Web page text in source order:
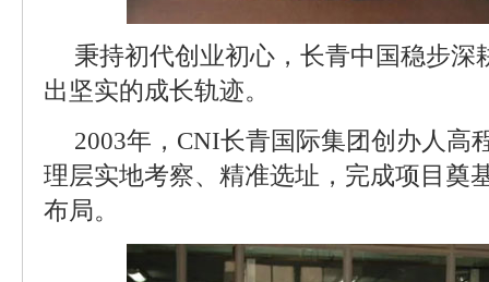
秉持初代创业初心，长青中国稳步深
出坚实的成长轨迹。
2003年，CNI长青国际集团创办人高
理层实地考察、精准选址，完成项目奠
布局。